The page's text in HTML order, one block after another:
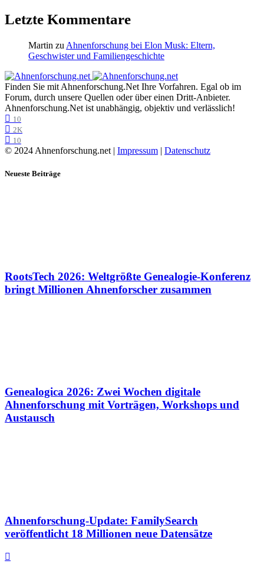
Letzte Kommentare
Martin zu Ahnenforschung bei Elon Musk: Eltern,
Geschwister und Familiengeschichte
Finden Sie mit Ahnenforschung.Net Ihre Vorfahren. Egal ob im
Forum, durch unsere Quellen oder über einen Dritt-Anbieter.
Ahnenforschung.Net ist unabhängig, objektiv und verlässlich!
10
2K
10
© 2024 Ahnenforschung.net | Impressum | Datenschutz
Neueste Beiträge
RootsTech 2026: Weltgrößte Genealogie-Konferenz
bringt Millionen Ahnenforscher zusammen
Genealogica 2026: Zwei Wochen digitale
Ahnenforschung mit Vorträgen, Workshops und
Austausch
Ahnenforschung-Update: FamilySearch
veröffentlicht 18 Millionen neue Datensätze